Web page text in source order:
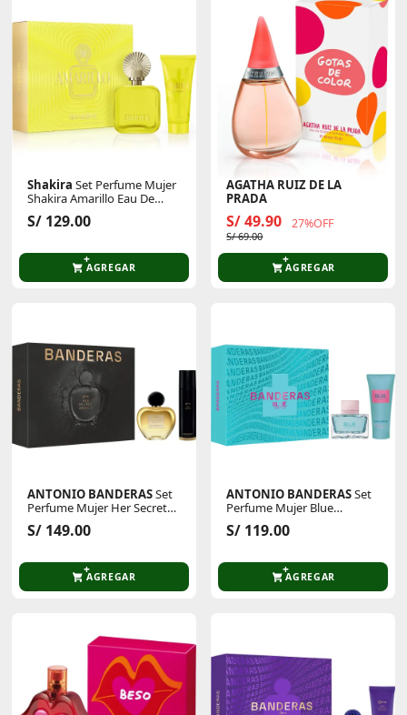
Shakira Set Perfume Mujer
Shakira Amarillo Eau De
Parfum 80 Ml + Body Lotion
75ml
S/ 129.00
AGREGAR
AGATHA RUIZ DE LA
PRADA
Perfume Mujer Gotas De
Color Eau De Toilette 50 Ml
S/ 49.90 27%OFF
S/ 69.00
AGREGAR
ANTONIO BANDERASSet
Perfume Mujer Her Secret
Absolu Eau De Parfum 80 Ml
+ 24h Deodorant Spray 150
S/ 149.00
AGREGAR
ANTONIO BANDERASSet
Perfume Mujer Blue
Seduction Woman Eau De
Toilette 80 Ml + 24h
S/ 119.00
AGREGAR